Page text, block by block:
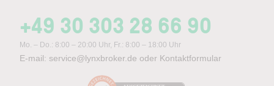
+49 30 303 28 66 90
Mo. – Do.: 8:00 – 20:00 Uhr, Fr.: 8:00 – 18:00 Uhr
E-mail: service@lynxbroker.de oder Kontaktformular